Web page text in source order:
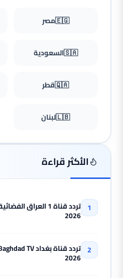
🇪🇬مصر
🇸🇦السعودية
🇶🇦قطر
🇱🇧لبنان
الأكثر قراءة
تردد قناة 1 العراق
2026
2026